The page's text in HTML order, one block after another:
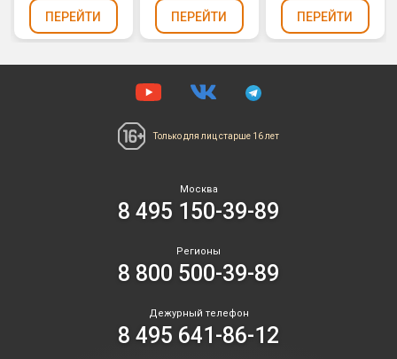
ПЕРЕЙТИ ПЕРЕЙТИ ПЕРЕЙТИ
Только для лицстарше 16 лет
Москва
8 495 150-39-89
Регионы
8 800 500-39-89
Дежурный телефон
8 495 641-86-12